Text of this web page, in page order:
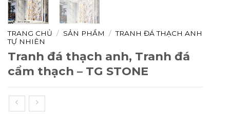
TRANG CHỦ / SẢN PHẨM / TRANH ĐÁ THẠCH ANH
TỰ NHIÊN
Tranh đá thạch anh, Tranh đá
cẩm thạch – TG STONE